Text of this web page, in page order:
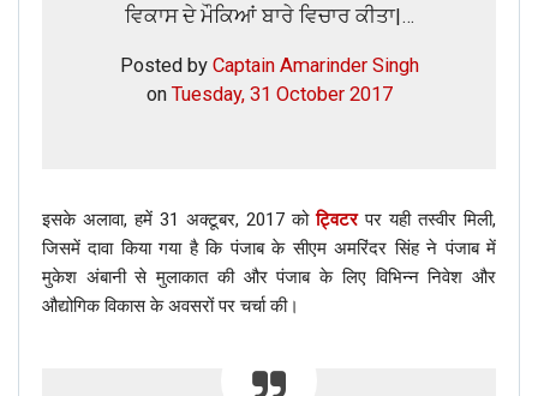
ਵਿਕਾਸ ਦੇ ਮੌਕਿਆਂ ਬਾਰੇ ਵਿਚਾਰ ਕੀਤਾ|…
Posted by Captain Amarinder Singh
on Tuesday, 31 October 2017
इसके अलावा, हमें 31 अक्टूबर, 2017 कोट्विटरपर यही तस्वीर मिली,
जिसमें दावा किया गया है कि पंजाब के सीएम अमरिंदर सिंह ने पंजाब में
मुकेश अंबानी से मुलाकात की और पंजाब के लिए विभिन्न निवेश और
औद्योगिक विकास के अवसरों पर चर्चा की।